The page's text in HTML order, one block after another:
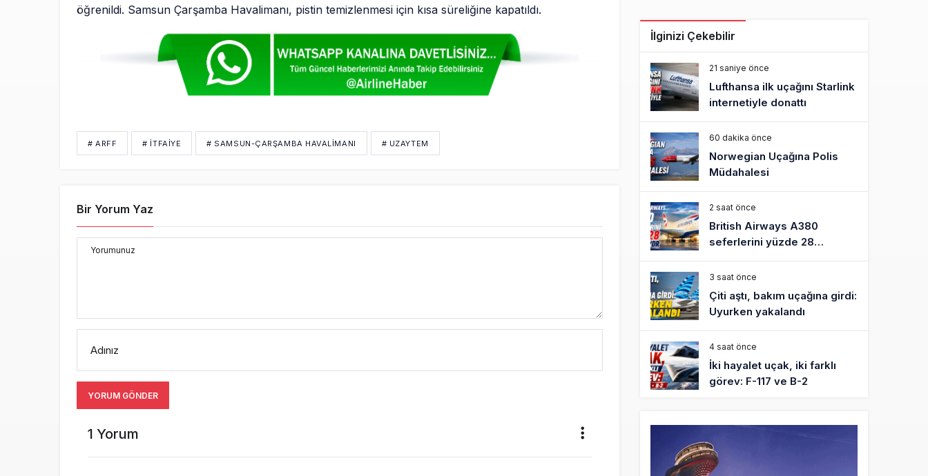
öğrenildi. Samsun Çarşamba Havalimanı, pistin temizlenmesi için kısa süreliğine kapatıldı.
# ARFF # İTFAIYE # SAMSUN-ÇARŞAMBA HAVALIMANI # UZAYTEM
Bir Yorum Yaz
Yorumunuz
Adınız
YORUM GÖNDER
1 Yorum
İlginizi Çekebilir
21 saniye önce
Lufthansa ilk uçağını Starlink
internetiyle donattı
60 dakika önce
Norwegian Uçağına Polis
Müdahalesi
2 saat önce
British Airways A380
seferlerini yüzde 28
azaltıyor
3 saat önce
Çiti aştı, bakım uçağına girdi:
Uyurken yakalandı
4 saat önce
İki hayalet uçak, iki farklı
görev: F-117 ve B-2
THY ve Pegasus Dünyanın
En Değerli Havayolları
Arasında